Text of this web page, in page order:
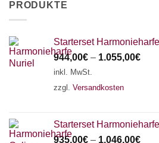
PRODUKTE
Starterset
944,00€ – 1.055,00€
inkl. MwSt.
zzgl. Versandkosten
Starterset
935,00€ – 1.046,00€